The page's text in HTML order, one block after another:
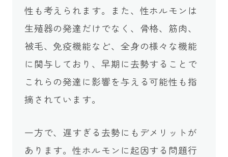
性も考えられます。また、性ホルモンは
生殖器の発達だけでなく、骨格、筋肉、
被毛、免疫機能など、全身の様々な機能
に関与しており、早期に去勢することで
これらの発達に影響を与える可能性も指
摘されています。
一方で、遅すぎる去勢にもデメリットが
あります。性ホルモンに起因する問題行